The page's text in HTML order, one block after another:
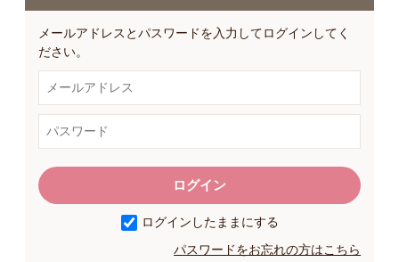
メールアドレスとパスワードを入力してログインしてく
ださい。
ログインしたままにする
パスワードをお忘れの方はこちら